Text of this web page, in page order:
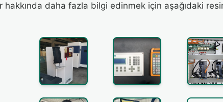
hakkında daha fazla bilgi edinmek için aşağıdaki